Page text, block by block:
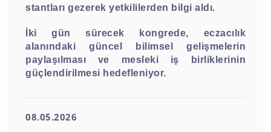
stantları gezerek yetkililerden bilgi aldı.
İki gün sürecek kongrede, eczacılık
alanındaki güncel bilimsel gelişmelerin
paylaşılması ve mesleki iş birliklerinin
güçlendirilmesi hedefleniyor.
08.05.2026